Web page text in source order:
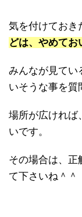
気を付けておき
どは、やめてお
みんなが見てい
いそうな事を質
場所が広ければ
いです。
その場合は、正
て下さいね＾＾